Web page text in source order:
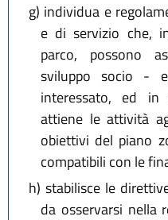
g) individua e
e di servizio che,
parco, possono
sviluppo socio -
interessato, ed in
attiene le attività
obiettivi del piano
compatibili con le
h) stabilisce le
da osservarsi nella